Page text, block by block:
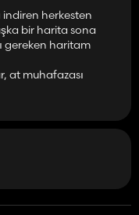
herkesten
bir harita sona
gereken haritam
at muhafazası